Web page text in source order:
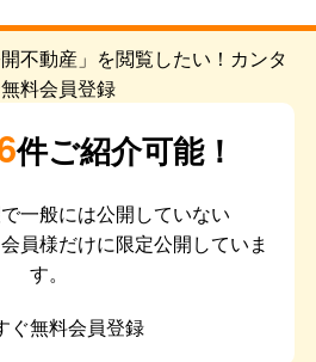
件ご紹介可能！
一般には公開していない
員様だけに限定公開していま
す。